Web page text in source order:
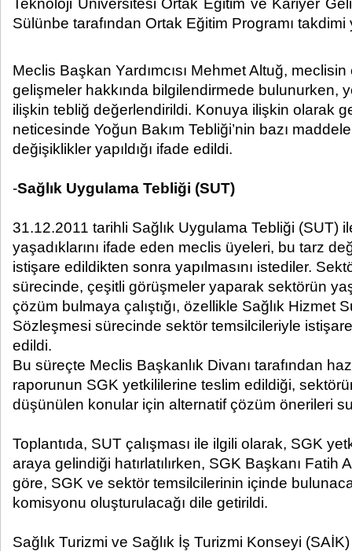
Teknoloji Üniversitesi Ortak Eğitim ve Kariyer
Sülünbe tarafından Ortak Eğitim Programı takdimi
Meclis Başkan Yardımcısı Mehmet Altuğ,
gelişmeler hakkında bilgilendirmede bulunurken,
ilişkin tebliğ değerlendirildi. Konuya ilişkin olarak
neticesinde Yoğun Bakım Tebliği’nin bazı
değişiklikler yapıldığı ifade edildi.
-Sağlık Uygulama Tebliği (SUT)
31.12.2011 tarihli Sağlık Uygulama Tebliği (SUT) ile
yaşadıklarını ifade eden meclis üyeleri, bu tarz
istişare edildikten sonra yapılmasını istediler.
sürecinde, çeşitli görüşmeler yaparak sektörün
çözüm bulmaya çalıştığı, özellikle Sağlık Hizmet
Sözleşmesi sürecinde sektör temsilcileriyle
edildi.
Bu süreçte Meclis Başkanlık Divanı tarafından
raporunun SGK yetkililerine teslim edildiği,
düşünülen konular için alternatif çözüm önerileri
Toplantıda, SUT çalışması ile ilgili olarak, SGK
araya gelindiği hatırlatılırken, SGK Başkanı Fatih
göre, SGK ve sektör temsilcilerinin içinde
komisyonu oluşturulacağı dile getirildi.
Sağlık Turizmi ve Sağlık İş Turizmi Konseyi